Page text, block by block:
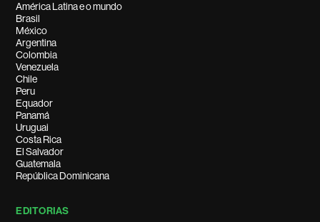
América Latina e o mundo
Brasil
México
Argentina
Colombia
Venezuela
Chile
Peru
Equador
Panamá
Uruguai
Costa Rica
El Salvador
Guatemala
República Dominicana
EDITORIAS